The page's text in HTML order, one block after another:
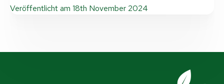
Veröffentlicht am 18th November 2024